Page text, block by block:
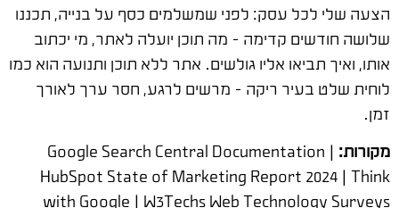
הצעה שלי לכל עסק: לפני שמשלמים כסף על בנייה, תכננו
שלושה חודשים קדימה – מה תוכן יועלה לאתר, מי יכתוב
אותו, ואיך תביאו אליו גולשים. אתר ללא תוכן ותנועה הוא כמו
לוחית שלט בעיר ריקה – מרשים לרגע, חסר ערך לאורך
זמן.
מקורות: Google Search Central Documentation |
HubSpot State of Marketing Report 2024 | Think
with Google | W3Techs Web Technology Surveys